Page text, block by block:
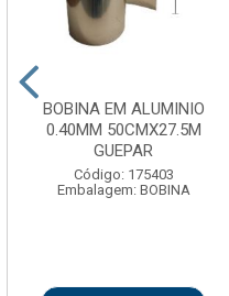
BOBINA EM ALUMINIO
0.40MM 50CMX27.5M
GUEPAR
Código: 175403
Embalagem: BOBINA